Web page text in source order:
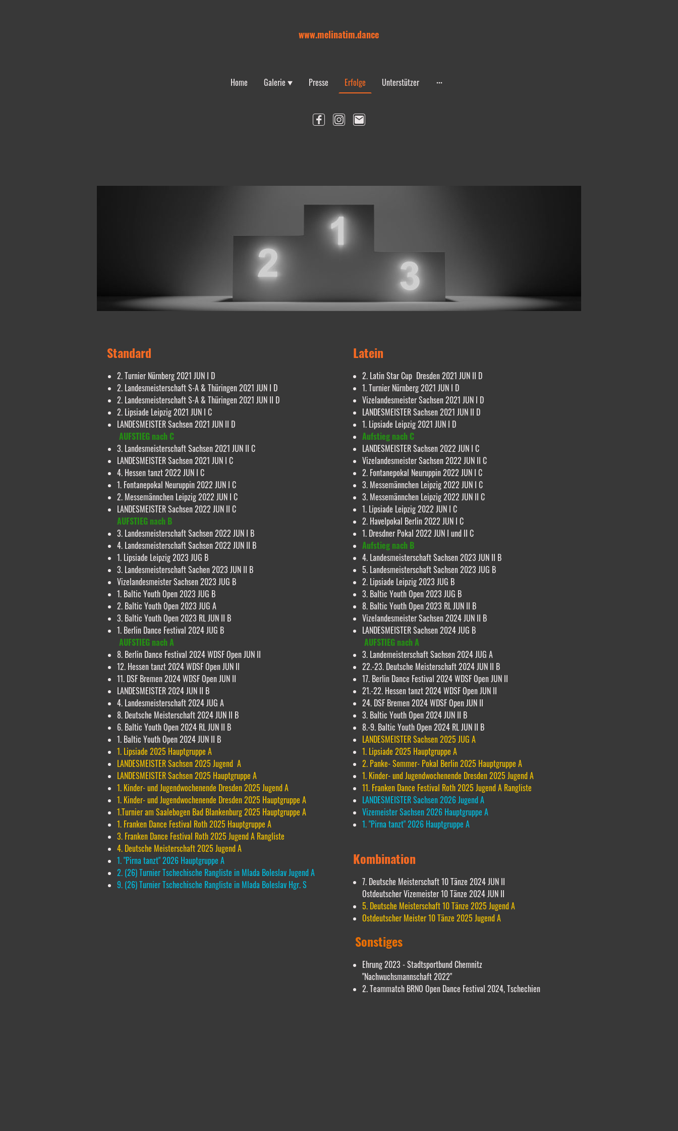
www.melinatim.dance
Home Galerie Presse Erfolge Unterstützer
Latein
2. Latin Star Cup Dresden 2021 JUN II D
1. Turnier Nürnberg 2021 JUN I D
Vizelandesmeister Sachsen 2021 JUN I D
LANDESMEISTER Sachsen 2021 JUN II D
1. Lipsiade Leipzig 2021 JUN I D
Aufstieg nach C
LANDESMEISTER Sachsen 2022 JUN I C
Vizelandesmeister Sachsen 2022 JUN II C
2. Fontanepokal Neuruppin 2022 JUN I C
3. Messemännchen Leipzig 2022 JUN I C
3. Messemännchen Leipzig 2022 JUN II C
1. Lipsiade Leipzig 2022 JUN I C
2. Havelpokal Berlin 2022 JUN I C
1. Dresdner Pokal 2022 JUN I und II C
Aufstieg nach B
4. Landesmeisterschaft Sachsen 2023 JUN II B
5. Landesmeisterschaft Sachsen 2023 JUG B
2. Lipsiade Leipzig 2023 JUG B
3. Baltic Youth Open 2023 JUG B
8. Baltic Youth Open 2023 RL JUN II B
Vizelandesmeister Sachsen 2024 JUN II B
LANDESMEISTER Sachsen 2024 JUG B
AUFSTIEG nach A
3. Landemeisterschaft Sachsen 2024 JUG A
22.-23. Deutsche Meisterschaft 2024 JUN II B
17. Berlin Dance Festival 2024 WDSF Open JUN II
21.-22. Hessen tanzt 2024 WDSF Open JUN II
24. DSF Bremen 2024 WDSF Open JUN II
3. Baltic Youth Open 2024 JUN II B
8.-9. Baltic Youth Open 2024 RL JUN II B
LANDESMEISTER Sachsen 2025 JUG A
1. Lipsiade 2025 Hauptgruppe A
2. Panke- Sommer- Pokal Berlin 2025 Hauptgruppe A
1. Kinder- und Jugendwochenende Dresden 2025 Jugend A
11. Franken Dance Festival Roth 2025 Jugend A Rangliste
LANDESMEISTER Sachsen 2026 Jugend A
Vizemeister Sachsen 2026 Hauptgruppe A
1. "Pirna tanzt" 2026 Hauptgruppe A
Kombination
7. Deutsche Meisterschaft 10 Tänze 2024 JUN II
Ostdeutscher Vizemeister 10 Tänze 2024 JUN II
5. Deutsche Meisterschaft 10 Tänze 2025 Jugend A
Ostdeutscher Meister 10 Tänze 2025 Jugend A
Sonstiges
Ehrung 2023 - Stadtsportbund Chemnitz
"Nachwuchsmannschaft 2022"
2. Teammatch BRNO Open Dance Festival 2024, Tschechien
Standard
2. Turnier Nürnberg 2021 JUN I D
2. Landesmeisterschaft S-A & Thüringen 2021 JUN I D
2. Landesmeisterschaft S-A & Thüringen 2021 JUN II D
2. Lipsiade Leipzig 2021 JUN I C
LANDESMEISTER Sachsen 2021 JUN II D
AUFSTIEG nach C
3. Landesmeisterschaft Sachsen 2021 JUN II C
LANDESMEISTER Sachsen 2021 JUN I C
4. Hessen tanzt 2022 JUN I C
1. Fontanepokal Neuruppin 2022 JUN I C
2. Messemännchen Leipzig 2022 JUN I C
LANDESMEISTER Sachsen 2022 JUN II C
AUFSTIEG nach B
3. Landesmeisterschaft Sachsen 2022 JUN I B
4. Landesmeisterschaft Sachsen 2022 JUN II B
1. Lipsiade Leipzig 2023 JUG B
3. Landesmeisterschaft Sachen 2023 JUN II B
Vizelandesmeister Sachsen 2023 JUG B
1. Baltic Youth Open 2023 JUG B
2. Baltic Youth Open 2023 JUG A
3. Baltic Youth Open 2023 RL JUN II B
1. Berlin Dance Festival 2024 JUG B
AUFSTIEG nach A
8. Berlin Dance Festival 2024 WDSF Open JUN II
12. Hessen tanzt 2024 WDSF Open JUN II
11. DSF Bremen 2024 WDSF Open JUN II
LANDESMEISTER 2024 JUN II B
4. Landesmeisterschaft 2024 JUG A
8. Deutsche Meisterschaft 2024 JUN II B
6. Baltic Youth Open 2024 RL JUN II B
1. Baltic Youth Open 2024 JUN II B
1. Lipsiade 2025 Hauptgruppe A
LANDESMEISTER Sachsen 2025 Jugend A
LANDESMEISTER Sachsen 2025 Hauptgruppe A
1. Kinder- und Jugendwochenende Dresden 2025 Jugend A
1. Kinder- und Jugendwochenende Dresden 2025 Hauptgruppe A
1.Turnier am Saalebogen Bad Blankenburg 2025 Hauptgruppe A
1. Franken Dance Festival Roth 2025 Hauptgruppe A
3. Franken Dance Festival Roth 2025 Jugend A Rangliste
4. Deutsche Meisterschaft 2025 Jugend A
1. "Pirna tanzt" 2026 Hauptgruppe A
2. (26) Turnier Tschechische Rangliste in Mlada Boleslav Jugend A
9. (26) Turnier Tschechische Rangliste in Mlada Boleslav Hgr. S